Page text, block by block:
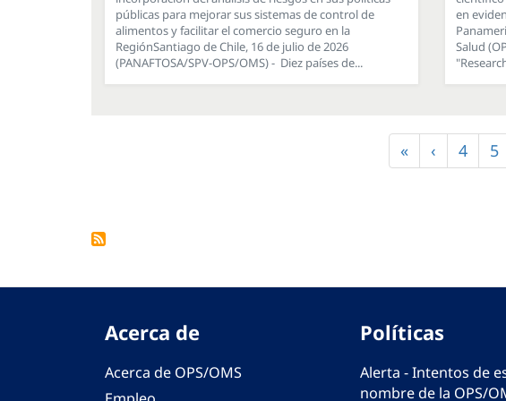
públicas para mejorar sus sistemas de control de
alimentos y facilitar el comercio seguro en la
RegiónSantiago de Chile, 16 de julio de 2026
(PANAFTOSA/SPV-OPS/OMS) - Diez países de...
en
Salud
Primera
página
«
Página
anterior
‹ Página
4 5
Acerca de
Acerca de OPS/OMS
Políticas
Alerta - Intentos de
nombre de la OPS/